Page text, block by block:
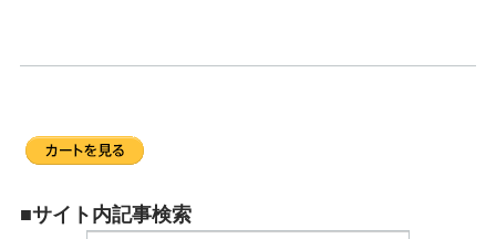
■サイト内記事検索